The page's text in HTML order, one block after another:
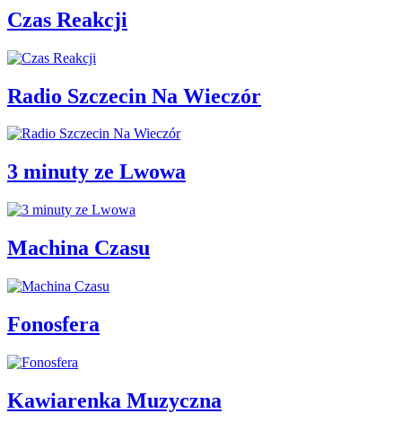
Czas Reakcji
Radio Szczecin Na Wieczór
3 minuty ze Lwowa
Machina Czasu
Fonosfera
Kawiarenka Muzyczna